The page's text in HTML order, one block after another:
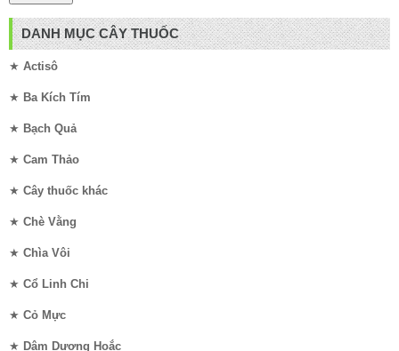
DANH MỤC CÂY THUỐC
★ Actisô
★ Ba Kích Tím
★ Bạch Quả
★ Cam Thảo
★ Cây thuốc khác
★ Chè Vằng
★ Chìa Vôi
★ Cổ Linh Chi
★ Cỏ Mực
★ Dâm Dương Hoắc